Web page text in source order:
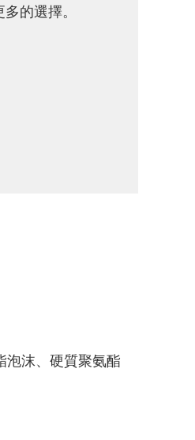
的選擇。
泡沫、硬質聚氨酯